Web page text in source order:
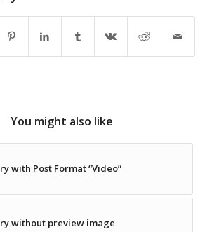
You might also like
with Post Format “Video”
without preview image